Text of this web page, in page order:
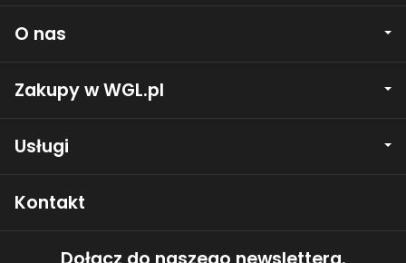
O nas
Zakupy w WGL.pl
Usługi
Kontakt